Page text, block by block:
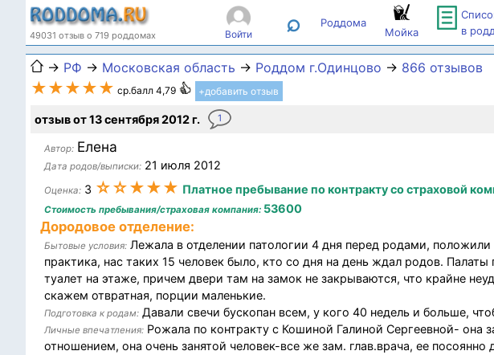
49031 отзыв о 719 роддомах Войти ⌕ Роддома
Мойка
в
→ РФ → Московская область → Роддом г.Одинцово → 866 отзывов
★★★★★ ср.балл 4,79 +добавить отзыв
отзыв от 13 сентября 2012 г. 1
Автор: Елена
Дата родов/выписки: 21 июля 2012
Оценка: 3 ☆☆★★★ Платное пребывание по контракту со страховой
Стоимость пребывания/страховая компания: 53600
Дородовое отделение:
Бытовые условия: Лежала в отделении патологии 4 дня перед родами,
практика, нас таких 15 человек было, кто со дня на день ждал родов.
туалет на этаже, причем двери там на замок не закрываются, что крайне
скажем отвратная, порции маленькие.
Подготовка к родам: Давали свечи бускопан всем, у кого 40 недель и больше,
Личные впечатления: Рожала по контракту с Кошиной Галиной Сергеевной- она
отношением, она очень занятой человек-все же зам. глав.врача, ее